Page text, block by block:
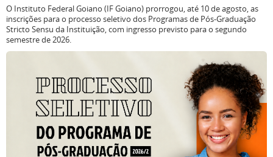
O Instituto Federal Goiano (IF Goiano) prorrogou, até 10 de agosto, as
inscrições para o processo seletivo dos Programas de Pós-Graduação
Stricto Sensu da Instituição, com ingresso previsto para o segundo
semestre de 2026.